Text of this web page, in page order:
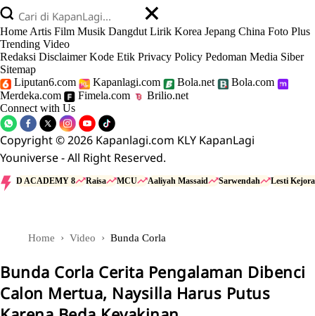
Home Artis Film Musik Dangdut Lirik Korea Jepang China Foto Plus
Trending Video
Redaksi Disclaimer Kode Etik Privacy Policy Pedoman Media Siber
Sitemap
Liputan6.com
Kapanlagi.com Bola.net
Bola.com
Merdeka.com
Fimela.com
Brilio.net
Connect with Us
Copyright © 2026 Kapanlagi.com KLY KapanLagi
Youniverse - All Right Reserved.
D ACADEMY 8 Raisa MCU Aaliyah Massaid Sarwendah Lesti Kejora
Home Video Bunda Corla
Bunda Corla Cerita Pengalaman Dibenci
Calon Mertua, Naysilla Harus Putus